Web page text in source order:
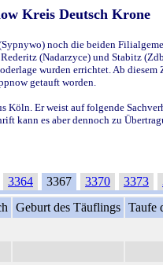
Kreis Deutsch Krone
noch die beiden
(Nadarzyce) und Stabitz
wurden errichtet. Ab
getauft worden.
Köln. Er weist auf folgende
kann es aber dennoch zu
3364 3367 3370 3373
Geburt des Täuflings Taufe